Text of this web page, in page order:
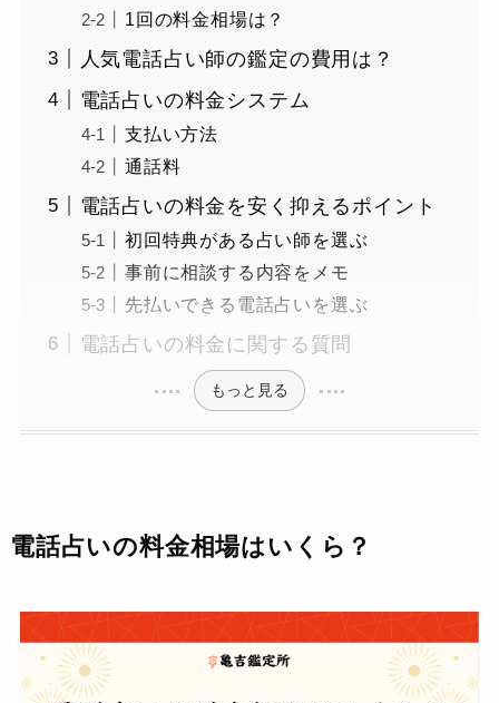
1回の料金相場は？
人気電話占い師の鑑定の費用は？
電話占いの料金システム
支払い方法
通話料
電話占いの料金を安く抑えるポイント
初回特典がある占い師を選ぶ
事前に相談する内容をメモ
先払いできる電話占いを選ぶ
電話占いの料金に関する質問
もっと見る
電話占いの料金相場はいくら？